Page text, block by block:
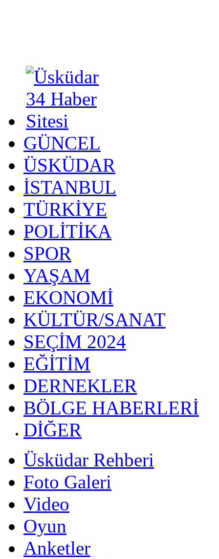
GÜNCEL
ÜSKÜDAR
İSTANBUL
TÜRKİYE
POLİTİKA
SPOR
YAŞAM
EKONOMİ
KÜLTÜR/SANAT
SEÇİM 2024
EĞİTİM
DERNEKLER
BÖLGE HABERLERİ
DİĞER
Üsküdar Rehberi
Foto Galeri
Video
Oyun
Anketler